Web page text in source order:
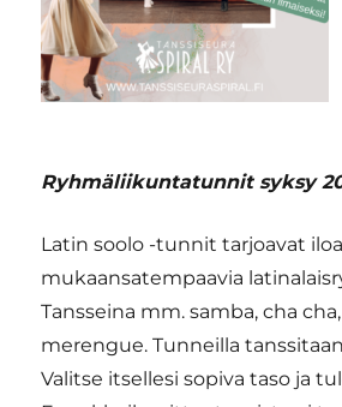
Ryhmäliikuntatunnit syksy
Latin soolo -tunnit tarjoavat
mukaansatempaavia
Tansseina mm. samba, cha cha,
merengue. Tunneilla
Valitse itsellesi sopiva taso ja